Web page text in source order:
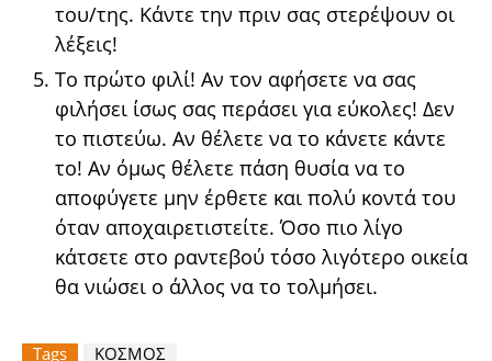
του/της. Κάντε την πριν σας στερέψουν οι
λέξεις!
Το πρώτο φιλί! Αν τον αφήσετε να σας
φιλήσει ίσως σας περάσει για εύκολες! Δεν
το πιστεύω. Αν θέλετε να το κάνετε κάντε
το! Αν όμως θέλετε πάση θυσία να το
αποφύγετε μην έρθετε και πολύ κοντά του
όταν αποχαιρετιστείτε. Όσο πιο λίγο
κάτσετε στο ραντεβού τόσο λιγότερο οικεία
θα νιώσει ο άλλος να το τολμήσει.
Tags ΚΟΣΜΟΣ